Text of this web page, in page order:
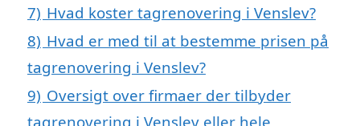
7) Hvad koster tagrenovering i Venslev?
8) Hvad er med til at bestemme prisen på
tagrenovering i Venslev?
9) Oversigt over firmaer der tilbyder
tagrenovering i Venslev eller hele